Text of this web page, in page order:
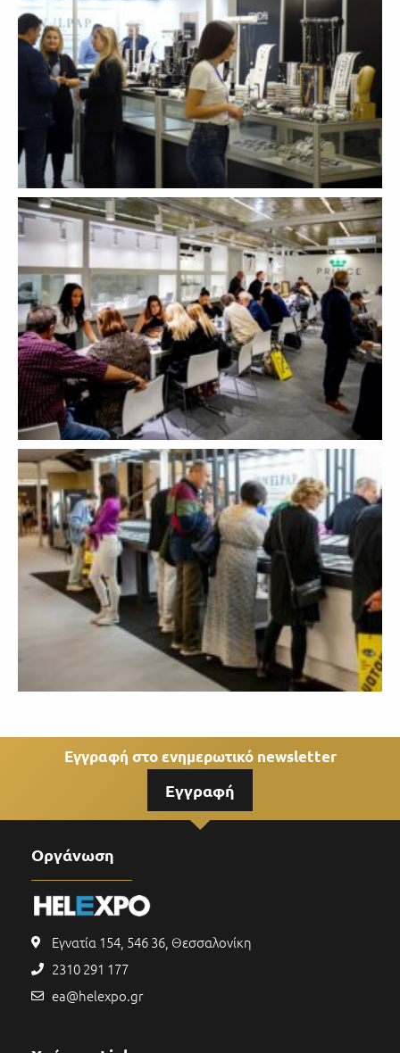
Εγγραφή στο ενημερωτικό newsletter
Εγγραφή
Οργάνωση
Εγνατία 154, 546 36, Θεσσαλονίκη
2310 291 177
ea@helexpo.gr